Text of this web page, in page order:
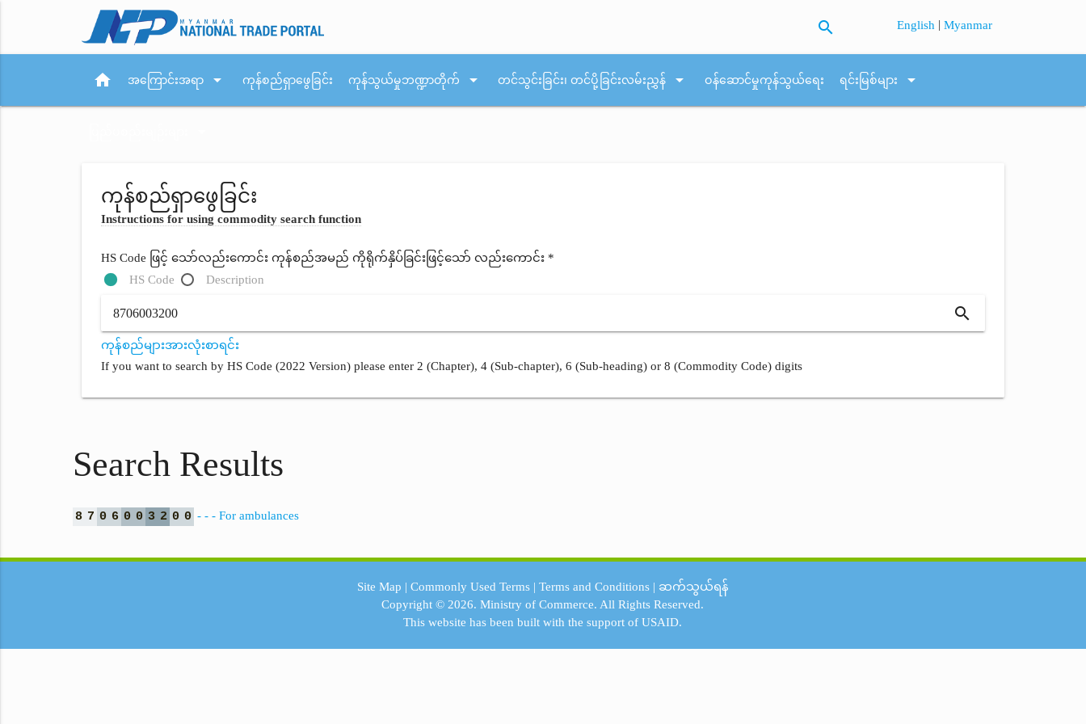
search English |Myanmar
home အကြောင်းအရာ arrow_drop_down ကုန်စည်ရှာဖွေခြင်း ကုန်သွယ်မှုဘဏ္ဍာတိုက် arrow_drop_down တင်သွင်းခြင်း၊ တင်ပို့ခြင်းလမ်းညွှန် arrow_drop_down ဝန်ဆောင်မှုကုန်သွယ်ရေး ရင်းမြစ်များ arrow_drop_down
ကုန်စည်ရှာဖွေခြင်း
Instructions for using commodity search function
HS Code ဖြင့် သော်လည်းကောင်း ကုန်စည်အမည် ကိုရိုက်နှိပ်ခြင်းဖြင့်သော် လည်းကောင်း *
HS Code
Description
search
ကုန်စည်များအားလုံးစာရင်း
If you want to search by HS Code (2022 Version) please enter 2 (Chapter), 4 (Sub-chapter), 6 (Sub-heading) or 8 (Commodity Code) digits
Search Results
8 7 0 6 0 0 3 2 0 0 - - - For ambulances
Site Map | Commonly Used Terms| Terms and Conditions| ဆက်သွယ်ရန်
Copyright © 2026.Ministry of Commerce. All Rights Reserved.
This website has been built with the support ofUSAID.